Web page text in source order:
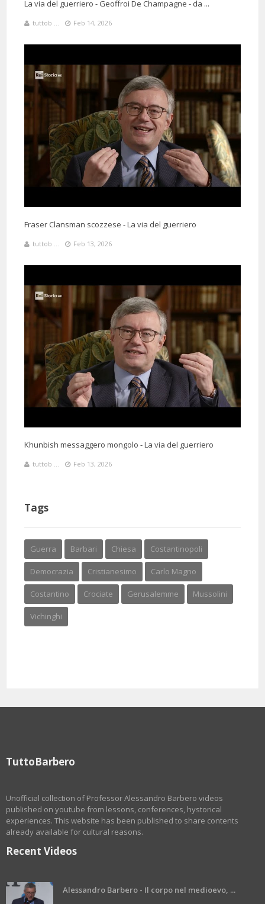
La via del guerriero - Geoffroi De Champagne - da ...
tuttob ... Feb 14, 2026
Fraser Clansman scozzese - La via del guerriero
tuttob ... Feb 13, 2026
Khunbish messaggero mongolo - La via del guerriero
tuttob ... Feb 13, 2026
Tags
Guerra Barbari Chiesa Costantinopoli
Democrazia Cristianesimo Carlo Magno
Costantino Crociate Gerusalemme Mussolini
Vichinghi
TuttoBarbero
Unofficial collection of Professor Alessandro Barbero videos
published on youtube from lessons, conferences, hystorical
experiences. This website has been published to share contents
already available for cultural reasons.
Recent Videos
Alessandro Barbero - Il corpo nel medioevo, ...